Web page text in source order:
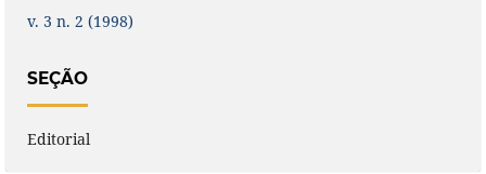
v. 3 n. 2 (1998)
SEÇÃO
Editorial